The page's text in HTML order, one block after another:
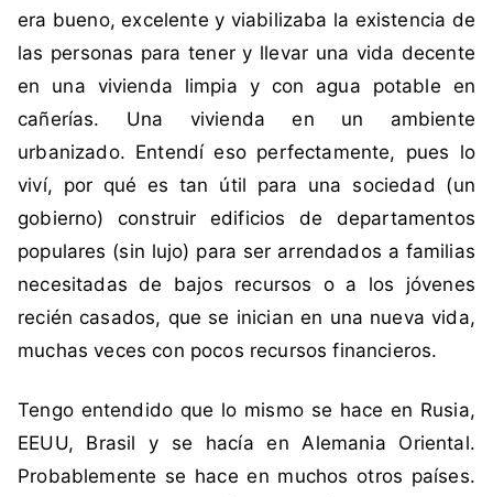
era bueno, excelente y viabilizaba la existencia de
las personas para tener y llevar una vida decente
en una vivienda limpia y con agua potable en
cañerías. Una vivienda en un ambiente
urbanizado. Entendí eso perfectamente, pues lo
viví, por qué es tan útil para una sociedad (un
gobierno) construir edificios de departamentos
populares (sin lujo) para ser arrendados a familias
necesitadas de bajos recursos o a los jóvenes
recién casados, que se inician en una nueva vida,
muchas veces con pocos recursos financieros.
Tengo entendido que lo mismo se hace en Rusia,
EEUU, Brasil y se hacía en Alemania Oriental.
Probablemente se hace en muchos otros países.